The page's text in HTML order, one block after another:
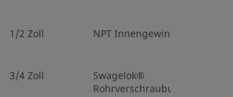
1/2 Zoll NPT Innengewinde
3/4 Zoll
Swagelok®
Rohrverschraubung